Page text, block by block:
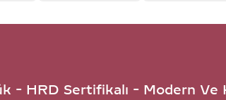
- HRD Sertifikalı - Modern Ve